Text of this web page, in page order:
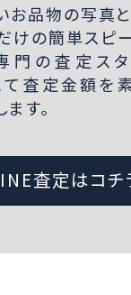
お品物の写真
けの簡単スピ
門の査定ス
査定金額を
す。
査定はコチ